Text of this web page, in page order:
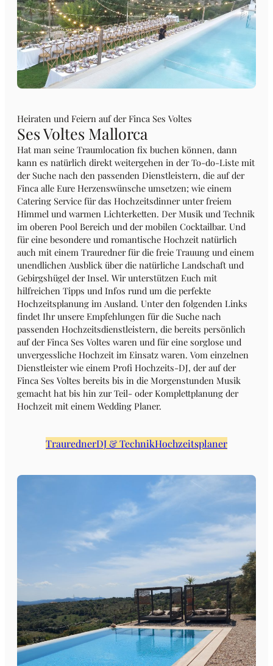
Heiraten und Feiern auf der Finca Ses Voltes
Ses Voltes Mallorca
Hat man seine Traumlocation fix buchen können, dann
kann es natürlich direkt weitergehen in der To-do-Liste mit
der Suche nach den passenden Dienstleistern, die auf der
Finca alle Eure Herzenswünsche umsetzen; wie einem
Catering Service für das Hochzeitsdinner unter freiem
Himmel und warmen Lichterketten. Der Musik und Technik
im oberen Pool Bereich und der mobilen Cocktailbar. Und
für eine besondere und romantische Hochzeit natürlich
auch mit einem Trauredner für die freie Trauung und einem
unendlichen Ausblick über die natürliche Landschaft und
Gebirgshügel der Insel. Wir unterstützen Euch mit
hilfreichen Tipps und Infos rund um die perfekte
Hochzeitsplanung im Ausland. Unter den folgenden Links
findet Ihr unsere Empfehlungen für die Suche nach
passenden Hochzeitsdienstleistern, die bereits persönlich
auf der Finca Ses Voltes waren und für eine sorglose und
unvergessliche Hochzeit im Einsatz waren. Vom einzelnen
Dienstleister wie einem Profi Hochzeits-DJ, der auf der
Finca Ses Voltes bereits bis in die Morgenstunden Musik
gemacht hat bis hin zur Teil- oder Komplettplanung der
Hochzeit mit einem Wedding Planer.
TraurednerDJ & TechnikHochzeitsplaner